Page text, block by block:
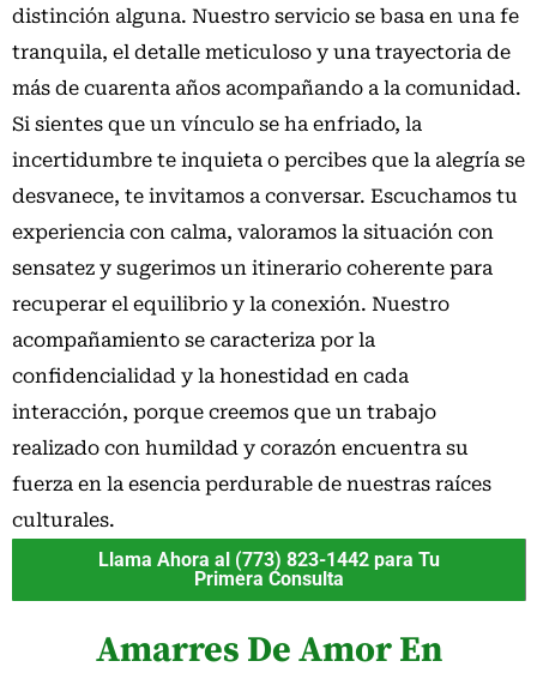
distinción alguna. Nuestro servicio se basa en una fe
tranquila, el detalle meticuloso y una trayectoria de
más de cuarenta años acompañando a la comunidad.
Si sientes que un vínculo se ha enfriado, la
incertidumbre te inquieta o percibes que la alegría se
desvanece, te invitamos a conversar. Escuchamos tu
experiencia con calma, valoramos la situación con
sensatez y sugerimos un itinerario coherente para
recuperar el equilibrio y la conexión. Nuestro
acompañamiento se caracteriza por la
confidencialidad y la honestidad en cada
interacción, porque creemos que un trabajo
realizado con humildad y corazón encuentra su
fuerza en la esencia perdurable de nuestras raíces
culturales.
Llama Ahora al (773) 823-1442 para Tu
Primera Consulta
Amarres De Amor En